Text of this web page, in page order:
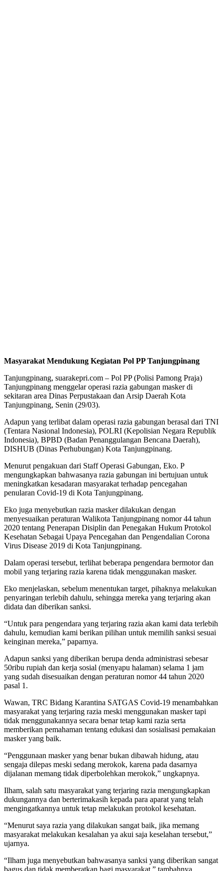
Masyarakat Mendukung Kegiatan Pol PP Tanjungpinang
Tanjungpinang, suarakepri.com – Pol PP (Polisi Pamong Praja)
Tanjungpinang menggelar operasi razia gabungan masker di
sekitaran area Dinas Perpustakaan dan Arsip Daerah Kota
Tanjungpinang, Senin (29/03).
Adapun yang terlibat dalam operasi razia gabungan berasal dari TNI
(Tentara Nasional Indonesia), POLRI (Kepolisian Negara Republik
Indonesia), BPBD (Badan Penanggulangan Bencana Daerah),
DISHUB (Dinas Perhubungan) Kota Tanjungpinang.
Menurut pengakuan dari Staff Operasi Gabungan, Eko. P
mengungkapkan bahwasanya razia gabungan ini bertujuan untuk
meningkatkan kesadaran masyarakat terhadap pencegahan
penularan Covid-19 di Kota Tanjungpinang.
Eko juga menyebutkan razia masker dilakukan dengan
menyesuaikan peraturan Walikota Tanjungpinang nomor 44 tahun
2020 tentang Penerapan Disiplin dan Penegakan Hukum Protokol
Kesehatan Sebagai Upaya Pencegahan dan Pengendalian Corona
Virus Disease 2019 di Kota Tanjungpinang.
Dalam operasi tersebut, terlihat beberapa pengendara bermotor dan
mobil yang terjaring razia karena tidak menggunakan masker.
Eko menjelaskan, sebelum menentukan target, pihaknya melakukan
penyaringan terlebih dahulu, sehingga mereka yang terjaring akan
didata dan diberikan sanksi.
“Untuk para pengendara yang terjaring razia akan kami data terlebih
dahulu, kemudian kami berikan pilihan untuk memilih sanksi sesuai
keinginan mereka,” paparnya.
Adapun sanksi yang diberikan berupa denda administrasi sebesar
50ribu rupiah dan kerja sosial (menyapu halaman) selama 1 jam
yang sudah disesuaikan dengan peraturan nomor 44 tahun 2020
pasal 1.
Wawan, TRC Bidang Karantina SATGAS Covid-19 menambahkan
masyarakat yang terjaring razia meski menggunakan masker tapi
tidak menggunakannya secara benar tetap kami razia serta
memberikan pemahaman tentang edukasi dan sosialisasi pemakaian
masker yang baik.
“Penggunaan masker yang benar bukan dibawah hidung, atau
sengaja dilepas meski sedang merokok, karena pada dasarnya
dijalanan memang tidak diperbolehkan merokok,” ungkapnya.
Ilham, salah satu masyarakat yang terjaring razia mengungkapkan
dukungannya dan berterimakasih kepada para aparat yang telah
mengingatkannya untuk tetap melakukan protokol kesehatan.
“Menurut saya razia yang dilakukan sangat baik, jika memang
masyarakat melakukan kesalahan ya akui saja keselahan tersebut,”
ujarnya.
“Ilham juga menyebutkan bahwasanya sanksi yang diberikan sangat